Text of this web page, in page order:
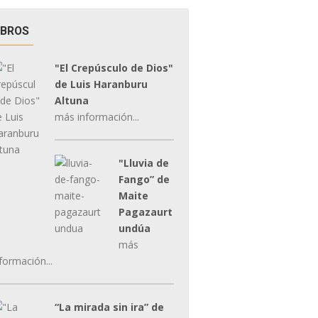
"El Crepúsculo de Dios"
de Luis Haranburu
Altuna
más información...
"Lluvia de
Fango” de
Maite
Pagazaurt
undúa
más
“La mirada sin ira” de